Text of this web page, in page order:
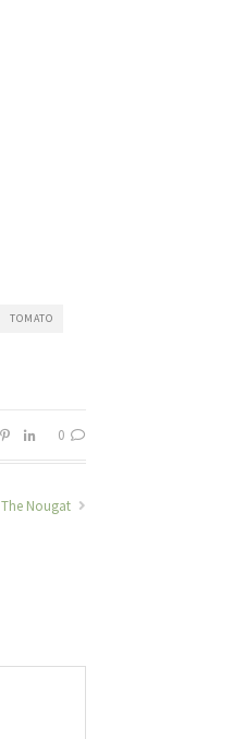
TOMATO
0
The Nougat